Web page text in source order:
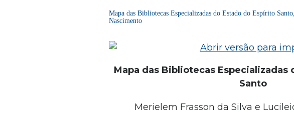
Mapa das Bibliotecas Especializadas do Estado do Espírito
Nascimento
Mapa das Bibliotecas Especializadas
Santo
Merielem Frasson da Silva e